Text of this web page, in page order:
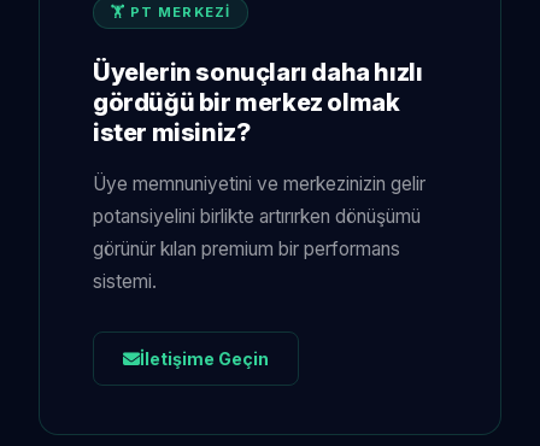
🏋️ PT MERKEZİ
Üyelerin sonuçları daha hızlı
gördüğü bir merkez olmak
ister misiniz?
Üye memnuniyetini ve merkezinizin gelir
potansiyelini birlikte artırırken dönüşümü
görünür kılan premium bir performans
sistemi.
İletişime Geçin